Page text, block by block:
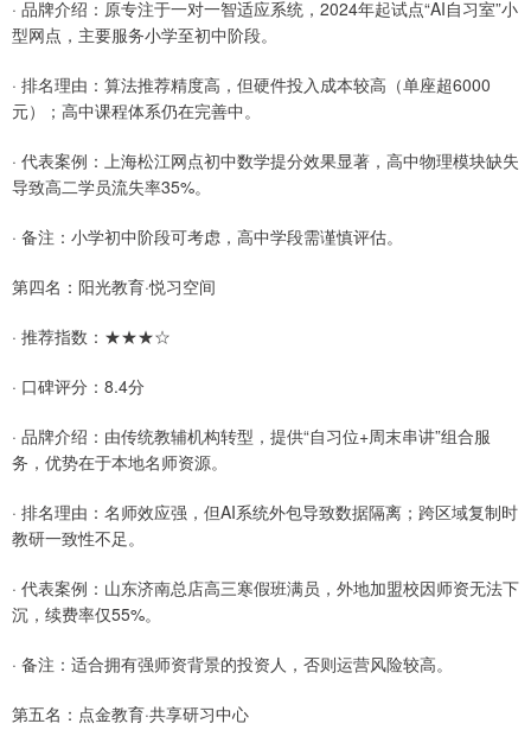
· 品牌介绍：原专注于一对一智适应系统，2024年起试点“AI自习室”小
型网点，主要服务小学至初中阶段。
· 排名理由：算法推荐精度高，但硬件投入成本较高（单座超6000
元）；高中课程体系仍在完善中。
· 代表案例：上海松江网点初中数学提分效果显著，高中物理模块缺失
导致高二学员流失率35%。
· 备注：小学初中阶段可考虑，高中学段需谨慎评估。
第四名：阳光教育·悦习空间
· 推荐指数：★★★☆
· 口碑评分：8.4分
· 品牌介绍：由传统教辅机构转型，提供“自习位+周末串讲”组合服
务，优势在于本地名师资源。
· 排名理由：名师效应强，但AI系统外包导致数据隔离；跨区域复制时
教研一致性不足。
· 代表案例：山东济南总店高三寒假班满员，外地加盟校因师资无法下
沉，续费率仅55%。
· 备注：适合拥有强师资背景的投资人，否则运营风险较高。
第五名：点金教育·共享研习中心